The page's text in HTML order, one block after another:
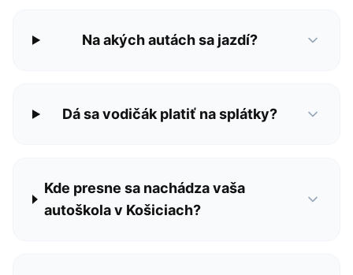
Na akých autách sa jazdí?
Dá sa vodičák platiť na splátky?
Kde presne sa nachádza vaša
autoškola v Košiciach?